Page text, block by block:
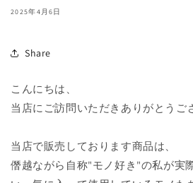
2025年4月6日
Share
こんにちは、
当店にご訪問いただきありがとうご
当店で販売しております商品は、
僭越ながら自称"モノ好き"の私が実